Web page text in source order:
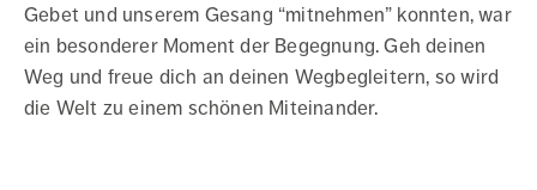
Gebet und unserem Gesang “mitnehmen” konnten, war
ein besonderer Moment der Begegnung. Geh deinen
Weg und freue dich an deinen Wegbegleitern, so wird
die Welt zu einem schönen Miteinander.